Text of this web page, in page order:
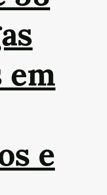
em
e